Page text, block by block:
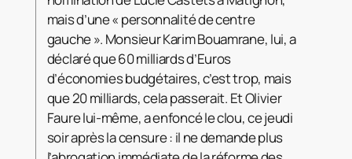
mais d’une « personnalité de centre
gauche ». Monsieur Karim Bouamrane, lui, a
déclaré que 60 milliards d’Euros
d’économies budgétaires, c’est trop, mais
que 20 milliards, cela passerait. Et Olivier
Faure lui-même, a enfoncé le clou, ce jeudi
soir après la censure : il ne demande plus